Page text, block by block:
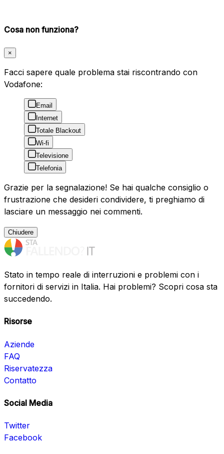
Cosa non funziona?
×
Facci sapere quale problema stai riscontrando con
Vodafone:
Email
Internet
Totale Blackout
Wi-fi
Televisione
Telefonia
Grazie per la segnalazione! Se hai qualche consiglio o
frustrazione che desideri condividere, ti preghiamo di
lasciare un messaggio nei commenti.
Chiudere
Stato in tempo reale di interruzioni e problemi con i
fornitori di servizi in Italia. Hai problemi? Scopri cosa sta
succedendo.
Risorse
Aziende
FAQ
Riservatezza
Contatto
Social Media
Twitter
Facebook